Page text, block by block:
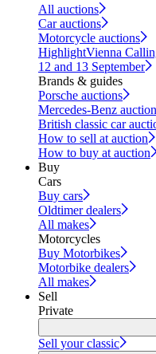
All auctions
Car auctions
Motorcycle auctions
HighlightVienna
12 and 13 September
Brands & guides
Porsche auctions
Mercedes-Benz
British classic car
How to sell at auction
How to buy at auction
Buy
Cars
Buy cars
Oldtimer dealers
All makes
Motorcycles
Buy Motorbikes
Motorbike dealers
All makes
Sell
Private
Sell your classic